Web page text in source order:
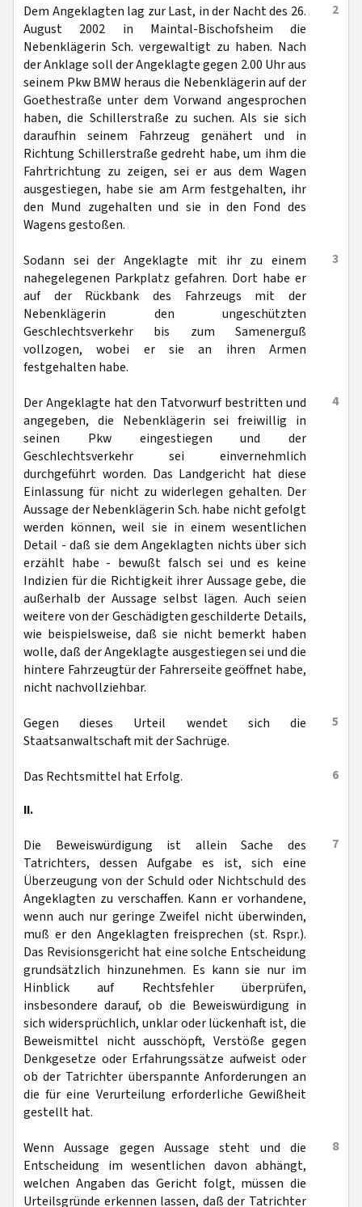
2
Dem Angeklagten lag zur Last, in der Nacht des 26.
August 2002 in Maintal-Bischofsheim die
Nebenklägerin Sch. vergewaltigt zu haben. Nach
der Anklage soll der Angeklagte gegen 2.00 Uhr aus
seinem Pkw BMW heraus die Nebenklägerin auf der
Goethestraße unter dem Vorwand angesprochen
haben, die Schillerstraße zu suchen. Als sie sich
daraufhin seinem Fahrzeug genähert und in
Richtung Schillerstraße gedreht habe, um ihm die
Fahrtrichtung zu zeigen, sei er aus dem Wagen
ausgestiegen, habe sie am Arm festgehalten, ihr
den Mund zugehalten und sie in den Fond des
Wagens gestoßen.
3
Sodann sei der Angeklagte mit ihr zu einem
nahegelegenen Parkplatz gefahren. Dort habe er
auf der Rückbank des Fahrzeugs mit der
Nebenklägerin den ungeschützten
Geschlechtsverkehr bis zum Samenerguß
vollzogen, wobei er sie an ihren Armen
festgehalten habe.
4
Der Angeklagte hat den Tatvorwurf bestritten und
angegeben, die Nebenklägerin sei freiwillig in
seinen Pkw eingestiegen und der
Geschlechtsverkehr sei einvernehmlich
durchgeführt worden. Das Landgericht hat diese
Einlassung für nicht zu widerlegen gehalten. Der
Aussage der Nebenklägerin Sch. habe nicht gefolgt
werden können, weil sie in einem wesentlichen
Detail - daß sie dem Angeklagten nichts über sich
erzählt habe - bewußt falsch sei und es keine
Indizien für die Richtigkeit ihrer Aussage gebe, die
außerhalb der Aussage selbst lägen. Auch seien
weitere von der Geschädigten geschilderte Details,
wie beispielsweise, daß sie nicht bemerkt haben
wolle, daß der Angeklagte ausgestiegen sei und die
hintere Fahrzeugtür der Fahrerseite geöffnet habe,
nicht nachvollziehbar.
5
Gegen dieses Urteil wendet sich die
Staatsanwaltschaft mit der Sachrüge.
6
Das Rechtsmittel hat Erfolg.
II.
7
Die Beweiswürdigung ist allein Sache des
Tatrichters, dessen Aufgabe es ist, sich eine
Überzeugung von der Schuld oder Nichtschuld des
Angeklagten zu verschaffen. Kann er vorhandene,
wenn auch nur geringe Zweifel nicht überwinden,
muß er den Angeklagten freisprechen (st. Rspr.).
Das Revisionsgericht hat eine solche Entscheidung
grundsätzlich hinzunehmen. Es kann sie nur im
Hinblick auf Rechtsfehler überprüfen,
insbesondere darauf, ob die Beweiswürdigung in
sich widersprüchlich, unklar oder lückenhaft ist, die
Beweismittel nicht ausschöpft, Verstöße gegen
Denkgesetze oder Erfahrungssätze aufweist oder
ob der Tatrichter überspannte Anforderungen an
die für eine Verurteilung erforderliche Gewißheit
gestellt hat.
8
Wenn Aussage gegen Aussage steht und die
Entscheidung im wesentlichen davon abhängt,
welchen Angaben das Gericht folgt, müssen die
Urteilsgründe erkennen lassen, daß der Tatrichter